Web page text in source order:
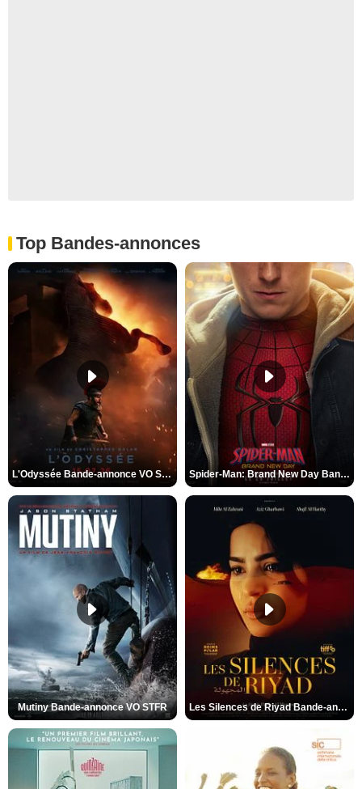
Top Bandes-annonces
L'Odyssée Bande-annonce VO STFR Spider-Man: Brand New Day Bande-annonce VO STFR
Mutiny Bande-annonce VO STFR Les Silences de Riyad Bande-annonce VO STFR